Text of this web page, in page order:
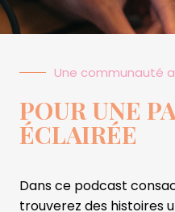
Une communauté
POUR UNE
ÉCLAIRÉE
Dans ce podcast
trouverez des histoires